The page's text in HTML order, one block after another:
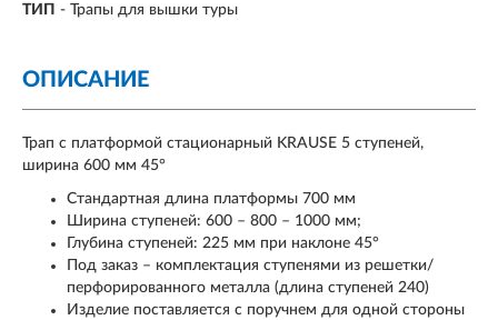
ТИП - Трапы для вышки туры
ОПИСАНИЕ
Трап с платформой стационарный KRAUSE 5 ступеней,
ширина 600 мм 45°
Стандартная длина платформы 700 мм
Ширина ступеней: 600 – 800 – 1000 мм;
Глубина ступеней: 225 мм при наклоне 45°
Под заказ – комплектация ступенями из решетки/
перфорированного металла (длина ступеней 240)
Изделие поставляется с поручнем для одной стороны